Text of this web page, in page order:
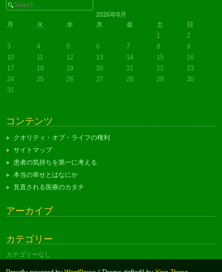
Search
2026年8月
月
火 水 木 金 土
日
1
2
3
4 5 6 7 8
9
10
11 12 13 14 15
16
17
18 19 20 21 22
23
24
25 26 27 28 29
30
31
コンテンツ
クオリティ・オブ・ライフの権利
サイトマップ
患者の気持ちを第一に考える
本当の幸せとはなにか
見直される医療のカタチ
アーカイブ
カテゴリー
カテゴリーなし